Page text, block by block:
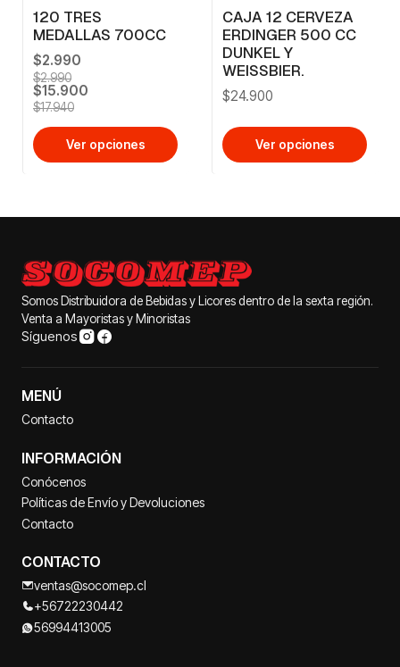
120 TRES
MEDALLAS 700CC
$2.990
$2.990
$15.900
$17.940
Ver opciones
CAJA 12 CERVEZA
ERDINGER 500 CC
DUNKEL Y
WEISSBIER.
$24.900
Ver opciones
Somos Distribuidora de Bebidas y Licores dentro de la sexta región.
Venta a Mayoristas y Minoristas
Síguenos
MENÚ
Contacto
INFORMACIÓN
Conócenos
Políticas de Envío y Devoluciones
Contacto
CONTACTO
ventas@socomep.cl
+56722230442
56994413005